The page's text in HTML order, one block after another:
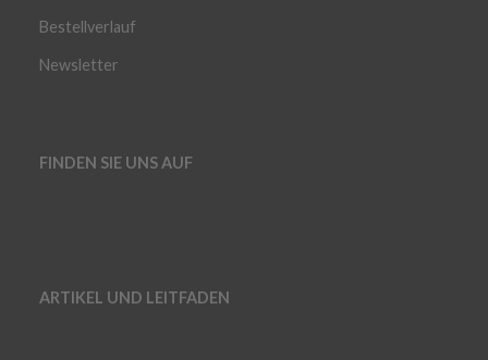
Bestellverlauf
Newsletter
FINDEN SIE UNS AUF
ARTIKEL UND LEITFADEN